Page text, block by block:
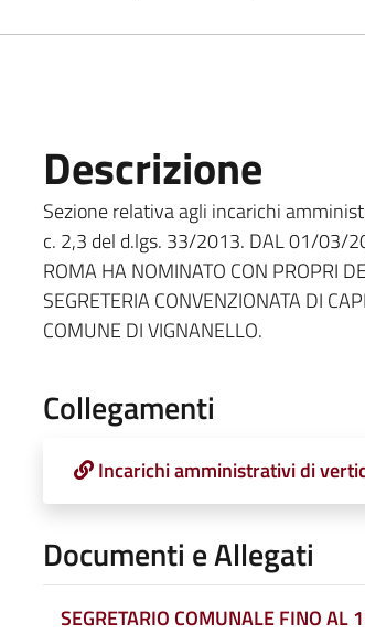
Descrizione
Sezione relativa agli incarichi
c. 2,3 del d.lgs. 33/2013. DAL 01/03/
ROMA HA NOMINATO CON PROPRI
SEGRETERIA CONVENZIONATA DI
COMUNE DI VIGNANELLO.
Collegamenti
Incarichi amministrativi di
Documenti e Allegati
SEGRETARIO COMUNALE FINO